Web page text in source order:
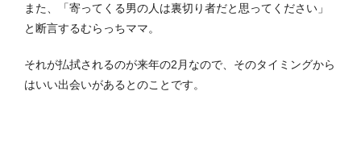
また、「寄ってくる男の人は裏切り者だと思ってください」
と断言するむらっちママ。
それが払拭されるのが来年の2月なので、そのタイミングから
はいい出会いがあるとのことです。